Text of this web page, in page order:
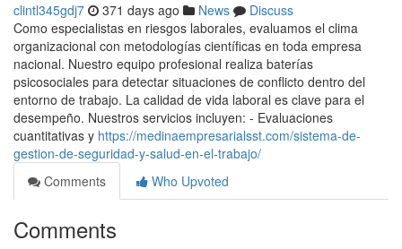
clintl345gdj7 371 days ago News
Discuss
Como especialistas en riesgos laborales, evaluamos el clima
organizacional con metodologías científicas en toda empresa
nacional. Nuestro equipo profesional realiza baterías
psicosociales para detectar situaciones de conflicto dentro del
entorno de trabajo. La calidad de vida laboral es clave para el
desempeño. Nuestros servicios incluyen: - Evaluaciones
cuantitativas y https://medinaempresarialsst.com/sistema-de-
gestion-de-seguridad-y-salud-en-el-trabajo/
Comments
Who Upvoted
Comments